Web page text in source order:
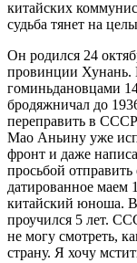
китайских
судьба тянет на
Он родился 24
провинции Хунань.
гоминьдановцами
бродяжничал до
переправить в
Мао Аньину уже
фронт и даже
просьбой
датированное маем
китайский юноша.
проучился 5 лет.
не могу смотреть,
страну. Я хочу